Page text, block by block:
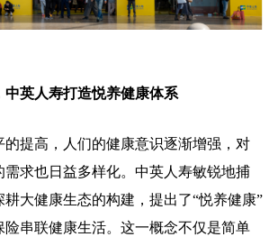
中英人寿打造悦养健康体系
的提高，人们的健康意识逐渐增强，对
需求也日益多样化。中英人寿敏锐地捕
大健康生态的构建，提出了“悦养健康”
险串联健康生活。这一概念不仅是简单